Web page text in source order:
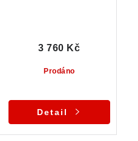
Prodáno
3 760 Kč
Detail